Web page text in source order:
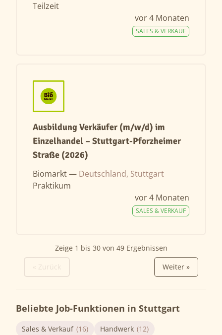
Teilzeit
vor 4 Monaten
SALES & VERKAUF
Ausbildung Verkäufer (m/w/d) im
Einzelhandel – Stuttgart-Pforzheimer
Straße (2026)
Biomarkt — Deutschland, Stuttgart
Praktikum
vor 4 Monaten
SALES & VERKAUF
Zeige 1 bis 30von 49Ergebnissen
« Zurück
Weiter »
Beliebte Job-Funktionen in Stuttgart
Sales & Verkauf (16) Handwerk (12)